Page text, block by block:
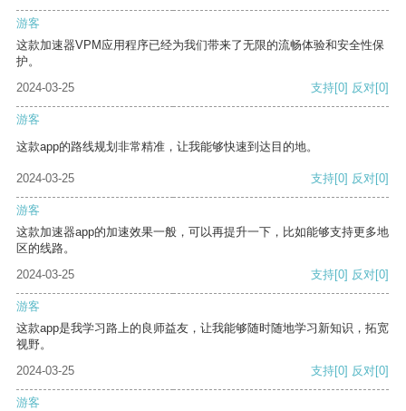
游客
这款加速器VPM应用程序已经为我们带来了无限的流畅体验和安全性保
护。
2024-03-25
支持[0] 反对[0]
游客
这款app的路线规划非常精准，让我能够快速到达目的地。
2024-03-25 支持[0] 反对[0]
游客
这款加速器app的加速效果一般，可以再提升一下，比如能够支持更多地
区的线路。
2024-03-25
支持[0] 反对[0]
游客
这款app是我学习路上的良师益友，让我能够随时随地学习新知识，拓宽
视野。
2024-03-25
支持[0] 反对[0]
游客